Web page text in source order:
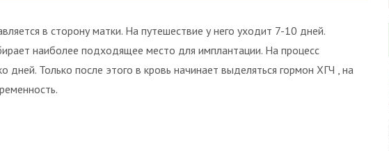
в сторону матки. На путешествие у него уходит 7-10 дней.
наиболее подходящее место для имплантации. На процесс
дней. Только после этого в кровь начинает выделяться гормон ХГЧ , на